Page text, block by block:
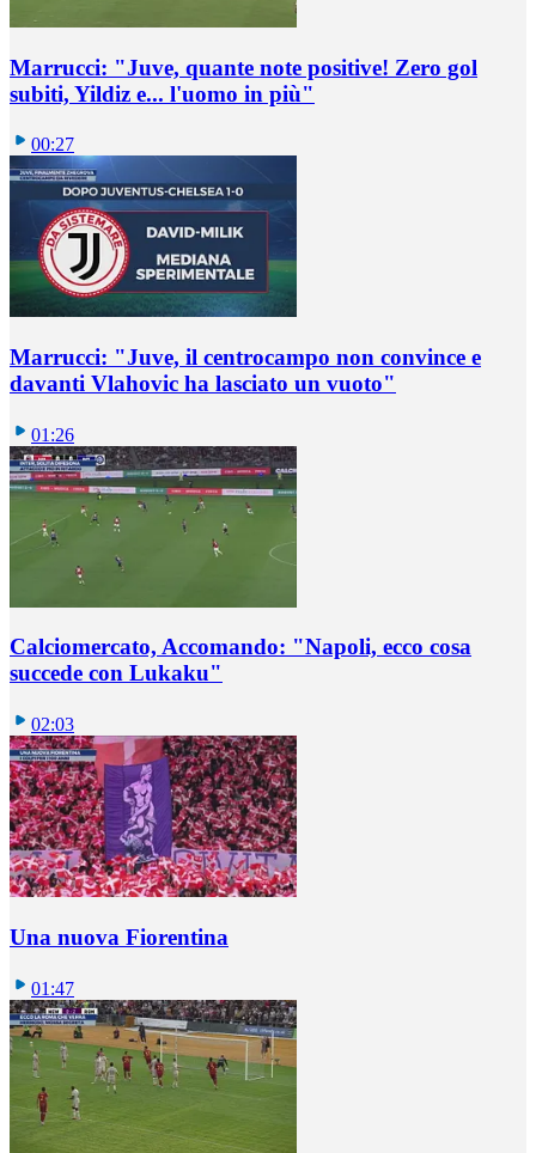
Marrucci: "Juve, quante note positive! Zero gol
subiti, Yildiz e... l'uomo in più"
00:27
Marrucci: "Juve, il centrocampo non convince e
davanti Vlahovic ha lasciato un vuoto"
01:26
Calciomercato, Accomando: "Napoli, ecco cosa
succede con Lukaku"
02:03
Una nuova Fiorentina
01:47